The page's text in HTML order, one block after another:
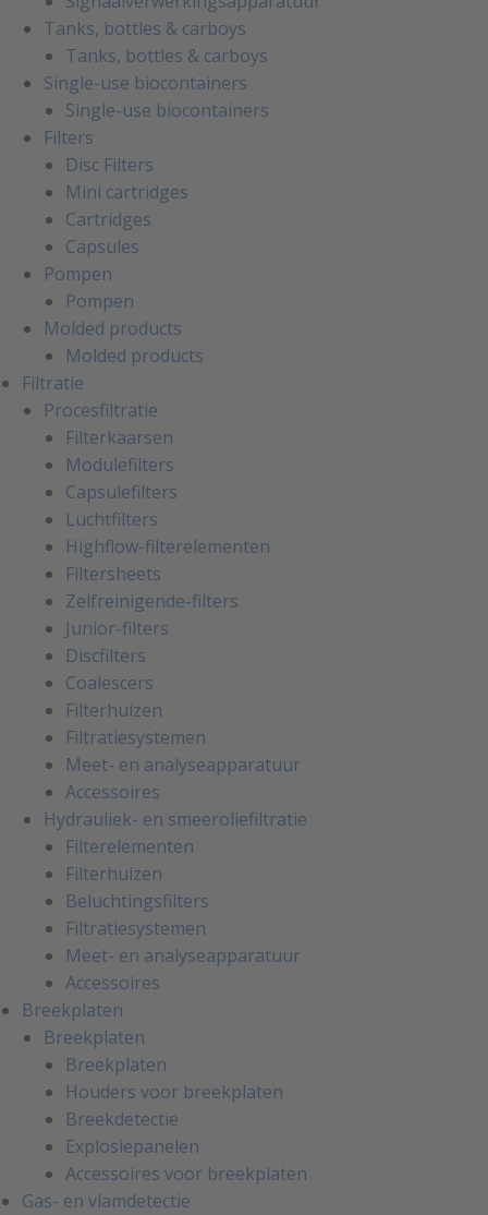
Tanks, bottles & carboys
Tanks, bottles & carboys
Single-use biocontainers
Single-use biocontainers
Filters
Disc Filters
Mini cartridges
Cartridges
Capsules
Pompen
Pompen
Molded products
Molded products
Filtratie
Procesfiltratie
Filterkaarsen
Modulefilters
Capsulefilters
Luchtfilters
Highflow-filterelementen
Filtersheets
Zelfreinigende-filters
Junior-filters
Discfilters
Coalescers
Filterhuizen
Filtratiesystemen
Meet- en analyseapparatuur
Accessoires
Hydrauliek- en smeeroliefiltratie
Filterelementen
Filterhuizen
Beluchtingsfilters
Filtratiesystemen
Meet- en analyseapparatuur
Accessoires
Breekplaten
Breekplaten
Breekplaten
Houders voor breekplaten
Breekdetectie
Explosiepanelen
Accessoires voor breekplaten
Gas- en vlamdetectie